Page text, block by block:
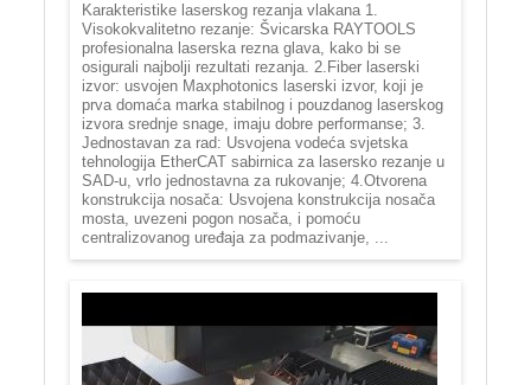
Karakteristike laserskog rezanja vlakana 1.
Visokokvalitetno rezanje: Švicarska RAYTOOLS
profesionalna laserska rezna glava, kako bi se
osigurali najbolji rezultati rezanja. 2.Fiber laserski
izvor: usvojen Maxphotonics laserski izvor, koji je
prva domaća marka stabilnog i pouzdanog laserskog
izvora srednje snage, imaju dobre performanse; 3.
Jednostavan za rad: Usvojena vodeća svjetska
tehnologija EtherCAT sabirnica za lasersko rezanje u
SAD-u, vrlo jednostavna za rukovanje; 4.Otvorena
konstrukcija nosača: Usvojena konstrukcija nosača
mosta, uvezeni pogon nosača, i pomoću
centralizovanog uređaja za podmazivanje, ...